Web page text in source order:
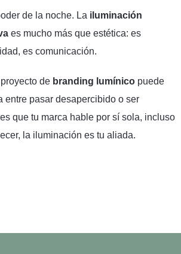
de la noche. La iluminación
es mucho más que estética: es
es comunicación.
de branding lumínico puede
entre pasar desapercibido o ser
que tu marca hable por sí sola, incluso
la iluminación es tu aliada.